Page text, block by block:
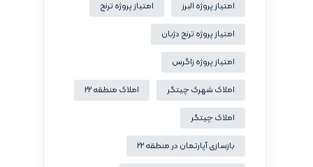
امتیاز پروژه البرز امتیاز پروژه ترنج
امتیاز پروژه ترنج دژبان
امتیاز پروژه زاگرس
املاک شهرک چیتگر املاک منطقه 22
املاک چیتگر
بازسازی آپارتمان در منطقه 22